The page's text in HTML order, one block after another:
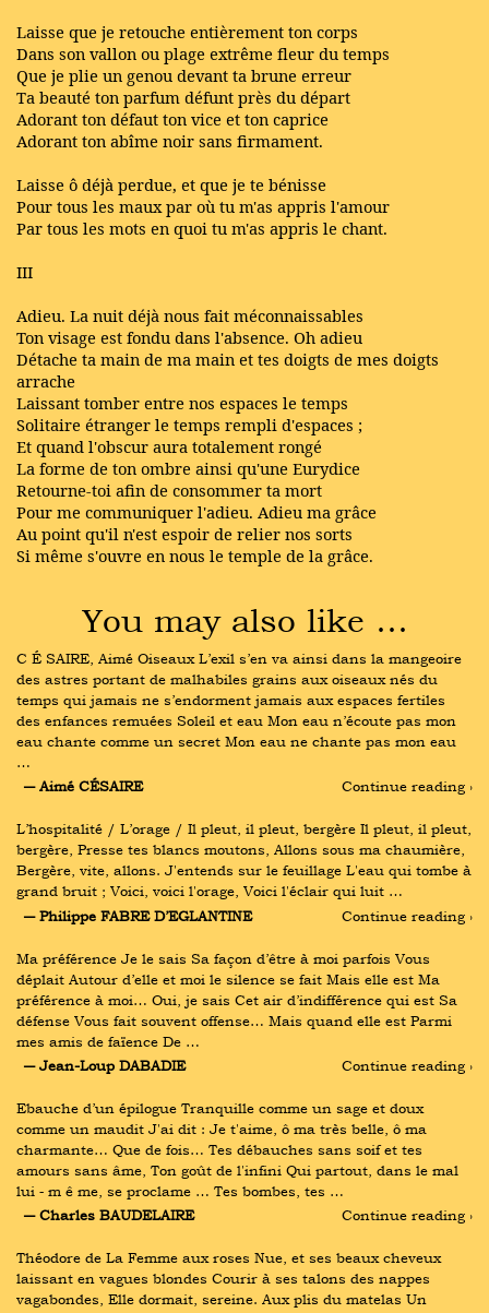
Laisse que je retouche entièrement ton corps
Dans son vallon ou plage extrême fleur du temps
Que je plie un genou devant ta brune erreur
Ta beauté ton parfum défunt près du départ
Adorant ton défaut ton vice et ton caprice
Adorant ton abîme noir sans firmament.
Laisse ô déjà perdue, et que je te bénisse
Pour tous les maux par où tu m'as appris l'amour
Par tous les mots en quoi tu m'as appris le chant.
III
Adieu. La nuit déjà nous fait méconnaissables
Ton visage est fondu dans l'absence. Oh adieu
Détache ta main de ma main et tes doigts de mes doigts
arrache
Laissant tomber entre nos espaces le temps
Solitaire étranger le temps rempli d'espaces ;
Et quand l'obscur aura totalement rongé
La forme de ton ombre ainsi qu'une Eurydice
Retourne-toi afin de consommer ta mort
Pour me communiquer l'adieu. Adieu ma grâce
Au point qu'il n'est espoir de relier nos sorts
Si même s'ouvre en nous le temple de la grâce.
You may also like …
C É SAIRE, Aimé Oiseaux L’exil s’en va ainsi dans la mangeoire
des astres portant de malhabiles grains aux oiseaux nés du
temps qui jamais ne s’endorment jamais aux espaces fertiles
des enfances remuées Soleil et eau Mon eau n’écoute pas mon
eau chante comme un secret Mon eau ne chante pas mon eau
…
― Aimé CÉSAIRE
Continue reading ›
L’hospitalité / L’orage / Il pleut, il pleut, bergère Il pleut, il pleut,
bergère, Presse tes blancs moutons, Allons sous ma chaumière,
Bergère, vite, allons. J'entends sur le feuillage L'eau qui tombe à
grand bruit ; Voici, voici l'orage, Voici l'éclair qui luit …
― Philippe FABRE D’EGLANTINE
Continue reading ›
Ma préférence Je le sais Sa façon d’être à moi parfois Vous
déplait Autour d’elle et moi le silence se fait Mais elle est Ma
préférence à moi… Oui, je sais Cet air d’indifférence qui est Sa
défense Vous fait souvent offense… Mais quand elle est Parmi
mes amis de faïence De …
― Jean-Loup DABADIE
Continue reading ›
Ebauche d’un épilogue Tranquille comme un sage et doux
comme un maudit J'ai dit : Je t'aime, ô ma très belle, ô ma
charmante… Que de fois… Tes débauches sans soif et tes
amours sans âme, Ton goût de l'infini Qui partout, dans le mal
lui ‑ m ê me, se proclame … Tes bombes, tes …
― Charles BAUDELAIRE
Continue reading ›
Théodore de La Femme aux roses Nue, et ses beaux cheveux
laissant en vagues blondes Courir à ses talons des nappes
vagabondes, Elle dormait, sereine. Aux plis du matelas Un